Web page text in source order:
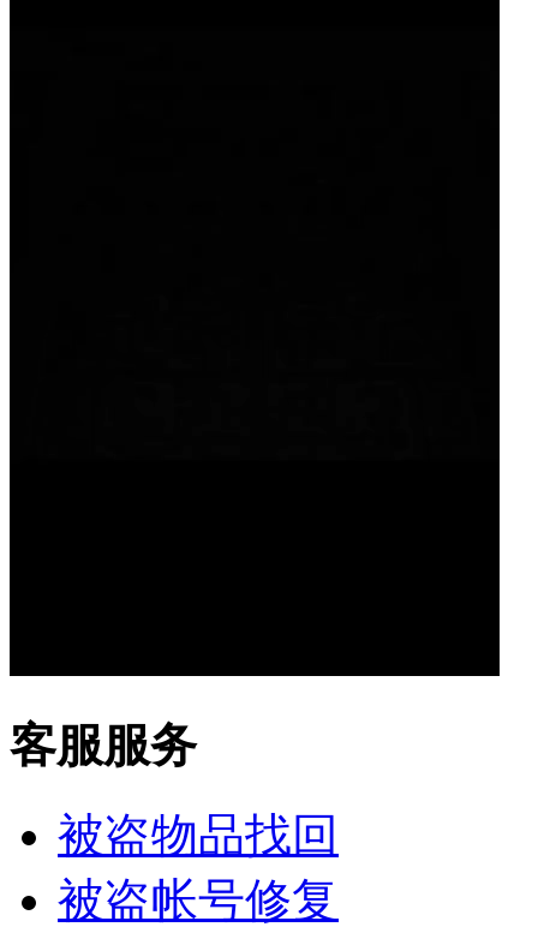
客服服务
被盗物品找回
被盗帐号修复